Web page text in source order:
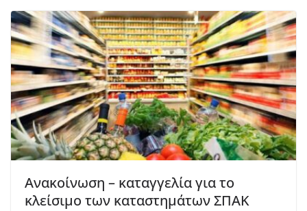
Ανακοίνωση – καταγγελία για το
κλείσιμο των καταστημάτων ΣΠΑΚ